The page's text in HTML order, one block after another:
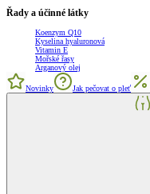
Řady a účinné látky
Koenzym Q10
Kyselina hyaluronová
Vitamin E
Mořské řasy
Arganový olej
Novinky Jak pečovat o pleť